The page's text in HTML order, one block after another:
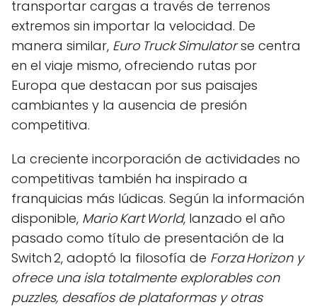
transportar cargas a través de terrenos
extremos sin importar la velocidad. De
manera similar, Euro Truck Simulatorse centra
en el viaje mismo, ofreciendo rutas por
Europa que destacan por sus paisajes
cambiantes y la ausencia de presión
competitiva.
La creciente incorporación de actividades no
competitivas también ha inspirado a
franquicias más lúdicas. Según la información
disponible, Mario Kart World, lanzado el año
pasado como título de presentación de la
Switch 2, adoptó la filosofía de Forza Horizon y
ofrece una isla totalmente explorables con
puzzles, desafíos de plataformas y otras